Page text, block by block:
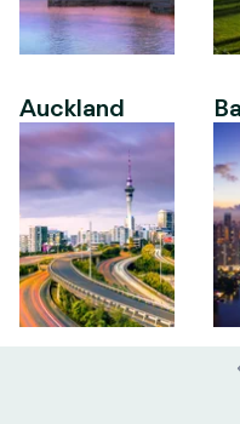
Auckland